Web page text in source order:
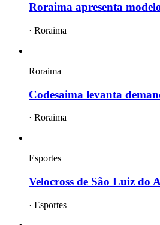
Roraima apresenta
· Roraima
Roraima
Codesaima levanta
· Roraima
Esportes
Velocross de São Luiz do
· Esportes